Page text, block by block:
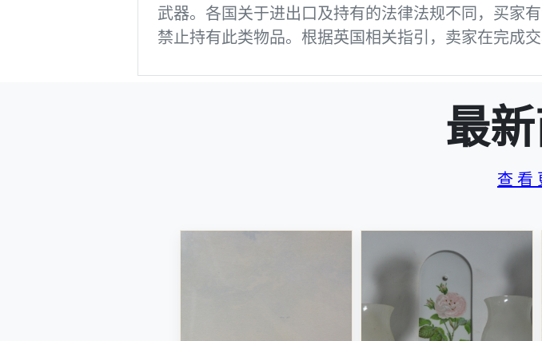
武器。各国关于进出口及持有的法律法规不同，买家
禁止持有此类物品。根据英国相关指引，卖家在完成
最
查看